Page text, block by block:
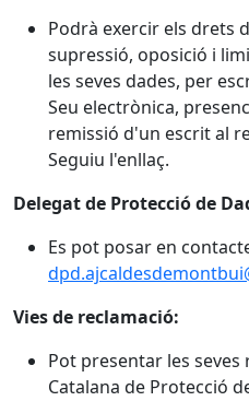
Podrà exercir els drets
supressió, oposició i
les seves dades, per
Seu electrònica,
remissió d'un escrit al
Seguiu l'enllaç.
Delegat de Protecció de
Es pot posar en
Vies de reclamació:
Pot presentar les
Catalana de Protecció